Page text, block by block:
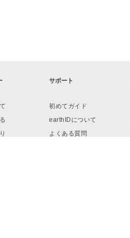
サポート
初めてガイド
earthIDについて
よくある質問